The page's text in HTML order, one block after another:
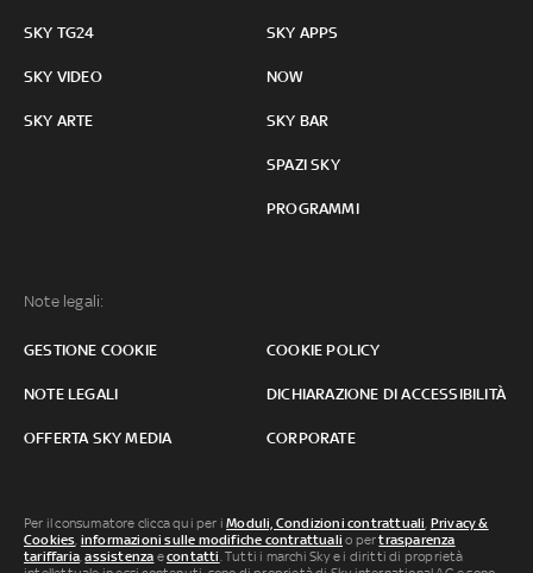
SKY TG24
SKY VIDEO
SKY ARTE
SKY APPS
NOW
SKY BAR
SPAZI SKY
PROGRAMMI
Note legali:
GESTIONE COOKIE COOKIE POLICY
NOTE LEGALI DICHIARAZIONE DI ACCESSIBILITÀ
OFFERTA SKY MEDIA CORPORATE
Per il consumatore clicca qui per iModuli, Condizioni contrattuali, Privacy &
Cookies, informazioni sulle modifiche contrattuali o pertrasparenza
tariffaria,assistenza econtatti. Tutti i marchi Sky e i diritti di proprietà